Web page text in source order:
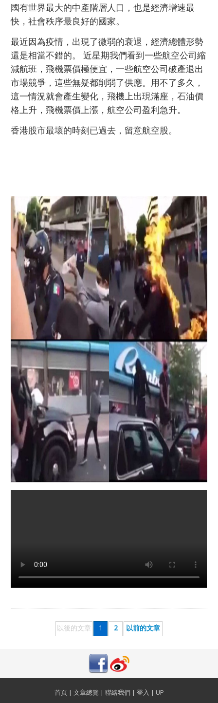
國有世界最大的中產階層人口，也是經濟增速最
快，社會秩序最良好的國家。
最近因為疫情，出現了微弱的衰退，經濟總體形勢
還是相當不錯的。 近星期我們看到一些航空公司縮
減航班，飛機票價極便宜，一些航空公司破產退出
市場競爭，這些無疑都削弱了供應。用不了多久，
這一情況就會產生變化，飛機上出現滿座，石油價
格上升，飛機票價上漲，航空公司盈利急升。
香港股市最壞的時刻已過去，留意航空股。
以後的文章 1 2 以前的文章
首頁| 文章總覽 | 聯絡我們 | 登入 | UP